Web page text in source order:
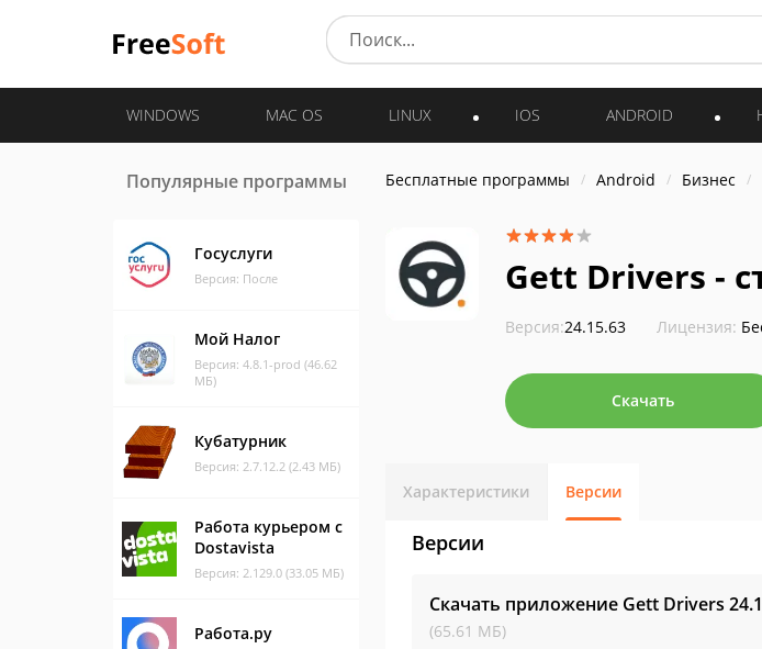
WINDOWS MAC OS LINUX IOS ANDROID
Популярные программы
Госуслуги
Версия: После
Мой Налог
Версия: 4.8.1-prod (46.62
МБ)
Кубатурник
Версия: 2.7.12.2 (2.43 МБ)
Работа курьером с
Dostavista
Версия: 2.129.0 (33.05 МБ)
Работа.ру
Бесплатные программы Android Бизнес
Gett Drivers -
Версия:24.15.63 Лицензия:
Скачать
Характеристики Версии
Версии
Скачать приложение Gett Drivers
(65.61 МБ)